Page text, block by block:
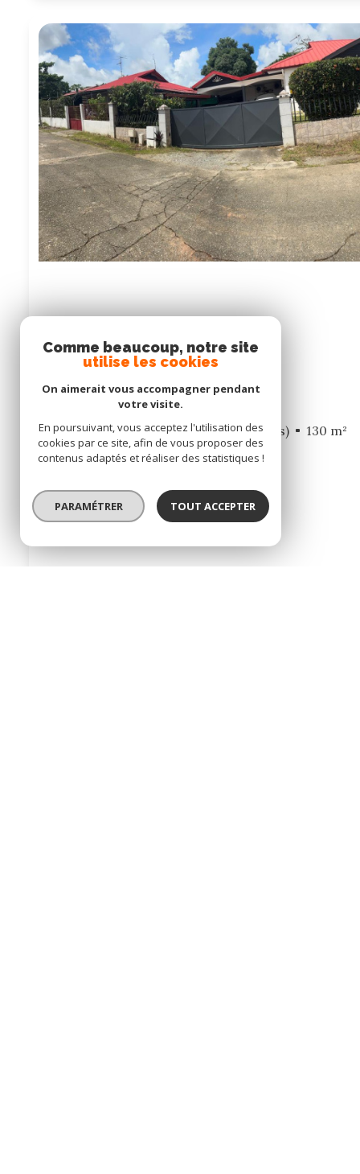
Appartement 5 pièce(s) 4 chambre(s) 130 m²
Matoury (97351)
Comme beaucoup, notre site
utilise les cookies
On aimerait vous accompagner pendant
votre visite.
En poursuivant, vous acceptez l'utilisation des
cookies par ce site, afin de vous proposer des
contenus adaptés et réaliser des statistiques !
PARAMÉTRER TOUT ACCEPTER